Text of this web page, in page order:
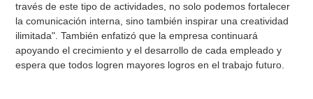
través de este tipo de actividades, no solo podemos fortalecer
la comunicación interna, sino también inspirar una creatividad
ilimitada". También enfatizó que la empresa continuará
apoyando el crecimiento y el desarrollo de cada empleado y
espera que todos logren mayores logros en el trabajo futuro.